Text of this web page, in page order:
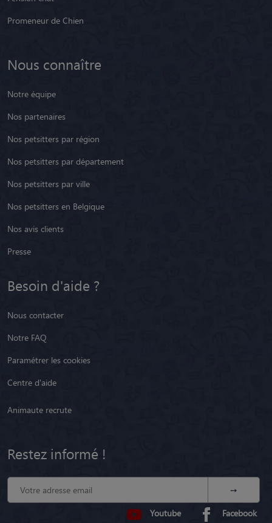
Promeneur de Chien
Nous connaître
Notre équipe
Nos partenaires
Nos petsitters par région
Nos petsitters par département
Nos petsitters par ville
Nos petsitters en Belgique
Nos avis clients
Presse
Besoin d'aide ?
Nous contacter
Notre FAQ
Paramétrer les cookies
Centre d'aide
Animaute recrute
Restez informé !
Youtube Facebook